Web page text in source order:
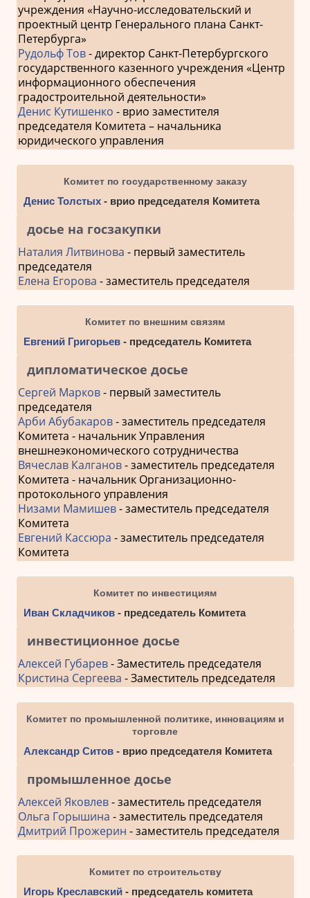
учреждения «Научно-исследовательский и
проектный центр Генерального плана Санкт-
Петербурга»
Рудольф Тов- директор Санкт-Петербургского
государственного казенного учреждения «Центр
информационного обеспечения
градостроительной деятельности»
Денис Кутишенко - врио заместителя
председателя Комитета – начальника
юридического управления
Комитет по государственному заказу
Денис Толстых- врио председателя Комитета
досье на госзакупки
Наталия Литвинова - первый заместитель
председателя
Елена Егорова - заместитель председателя
Комитет по внешним связям
Евгений Григорьев- председатель Комитета
дипломатическое досье
Сергей Марков- первый заместитель
председателя
Арби Абубакаров- заместитель председателя
Комитета - начальник Управления
внешнеэкономического сотрудничества
Вячеслав Калганов- заместитель председателя
Комитета - начальник Организационно-
протокольного управления
Низами Мамишев- заместитель председателя
Комитета
Евгений Кассюра - заместитель председателя
Комитета
Комитет по инвестициям
Иван Складчиков- председатель Комитета
инвестиционное досье
Алексей Губарев- Заместитель председателя
Кристина Сергеева - Заместитель председателя
Комитет по промышленной политике, инновациям и
торговле
Александр Ситов- врио председателя Комитета
промышленное досье
Алексей Яковлев- заместитель председателя
Ольга Горышина - заместитель председателя
Дмитрий Прожерин - заместитель председателя
Комитет по строительству
Игорь Креславский - председатель комитета